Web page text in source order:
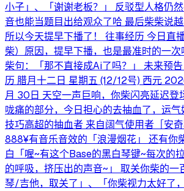
小子」、「谢谢老板？」 反驳型人格仍
音也能当题目出给观众了哈 最后柴柴说越
所以今天提早下播了！ 往事经历 今日直
柴）原因，提早下播，也是最准时的一次
柴句：「那不直接成Ai了吗？」 未来预
历 腊月十二日 星期五 (12/12号) 西元
月 30日 天空一声巨响，你柴闪亮延迟登
咙痛的部分，今日担心的去抽血了，运
技巧高超的抽血者 来自阔气使用者［安
888¥有音乐音效的「浪漫烟花」 还有你
白「喔~有这个Base的黑白琴键~每次的
的呼吸，挤压出的声音~」 取关你柴的一
琴/吉他，取关了」、「你柴视力太好了